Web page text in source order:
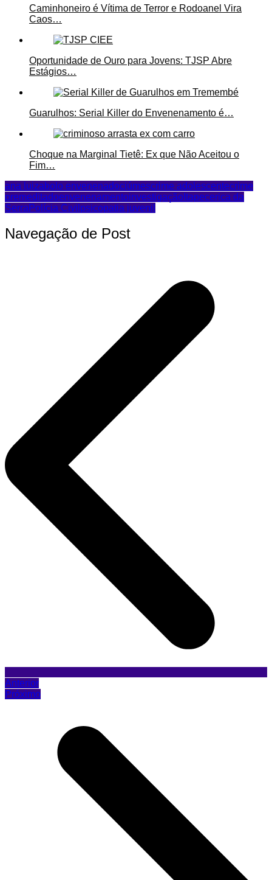
Caminhoneiro é Vítima de Terror e Rodoanel Vira
Caos…
Oportunidade de Ouro para Jovens: TJSP Abre
Estágios…
Guarulhos: Serial Killer do Envenenamento é…
Choque na Marginal Tietê: Ex que Não Aceitou o
Fim…
ana luizabolo envenenadociúmescrime adolescentecrime
premeditadoenvenenamentoinvestigação Itapecerica da
Serra Polícia Civil psicopatia juvenil
Navegação de Post
Anterior
Próximo